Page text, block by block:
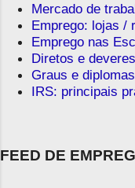
Mercado de
Emprego: lojas /
Emprego nas
Diretos e
Graus e
IRS: principais
FEED DE